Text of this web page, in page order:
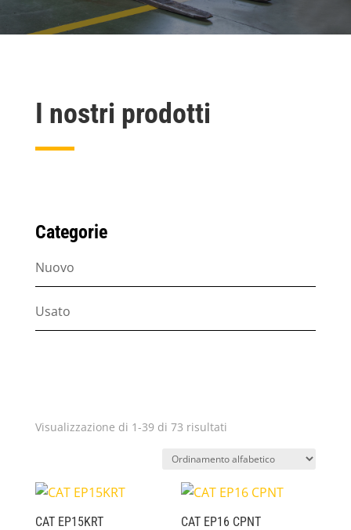
I nostri prodotti
Categorie
Nuovo
Usato
Visualizzazione di 1-39 di 73 risultati
CAT EP15KRT CAT EP16 CPNT